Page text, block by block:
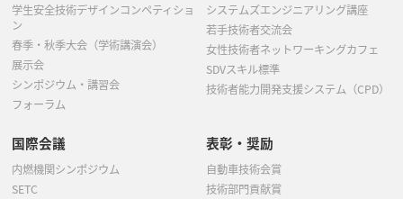
学生安全技術デザインコンペティショ
ン
春季・秋季大会（学術講演会）
展示会
シンポジウム・講習会
フォーラム
システムズエンジニアリング講座
若手技術者交流会
女性技術者ネットワーキングカフェ
SDVスキル標準
技術者能力開発支援システム（CPD）
国際会議
内燃機関シンポジウム
SETC
表彰・奨励
自動車技術会賞
技術部門貢献賞